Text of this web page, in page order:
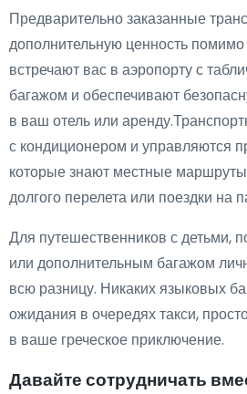
Предварительно заказанные
дополнительную ценность помимо
встречают вас в аэропорту с
багажом и обеспечивают
в ваш отель или
с кондиционером и управляются
которые знают местные
долгого перелета или поездки на
Для путешественников с детьми,
или дополнительным багажом
всю разницу. Никаких языковых
ожидания в очередях такси,
в ваше греческое приключение.
Давайте сотрудничать